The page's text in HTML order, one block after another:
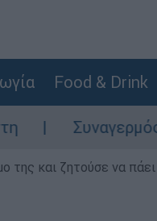
Food & Drink
στην
και ζητούσε να πάει